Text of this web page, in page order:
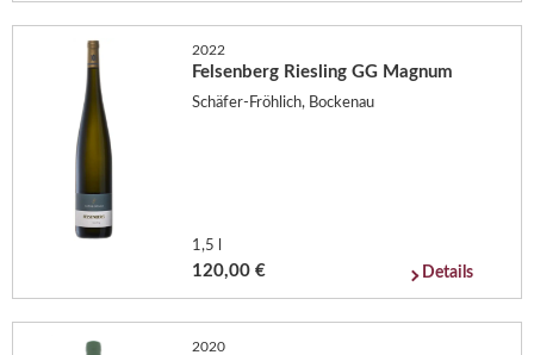
2022
Felsenberg Riesling GG Magnum
Schäfer-Fröhlich, Bockenau
1,5 l
120,00 € Details
2020